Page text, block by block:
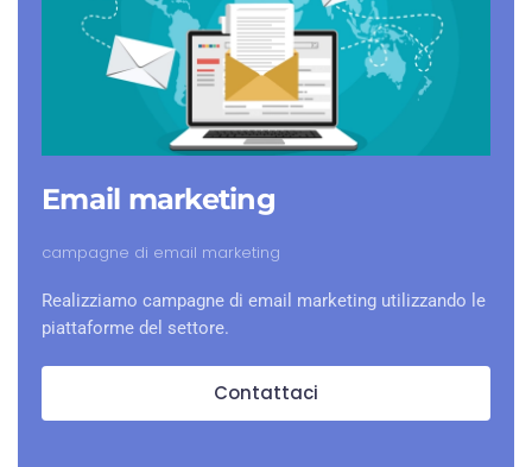
Email marketing
campagne di email marketing
Realizziamo campagne di email marketing utilizzando le
piattaforme del settore.
Contattaci